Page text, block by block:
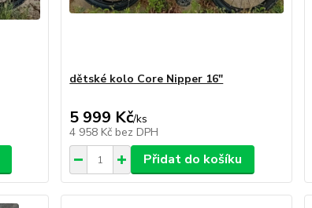
dětské kolo Core Nipper 16"
5 999 Kč/ks
4 958 Kč bez DPH
Přidat do košíku